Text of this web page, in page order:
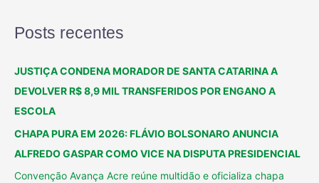
Posts recentes
JUSTIÇA CONDENA MORADOR DE SANTA CATARINA A
DEVOLVER R$ 8,9 MIL TRANSFERIDOS POR ENGANO A
ESCOLA
CHAPA PURA EM 2026: FLÁVIO BOLSONARO ANUNCIA
ALFREDO GASPAR COMO VICE NA DISPUTA PRESIDENCIAL
Convenção Avança Acre reúne multidão e oficializa chapa